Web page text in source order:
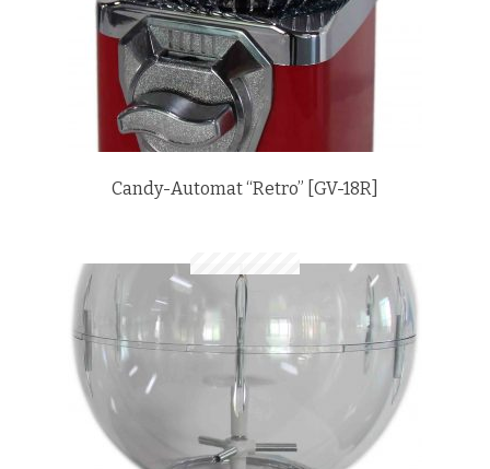
Candy-Automat “Retro” [GV-18R]